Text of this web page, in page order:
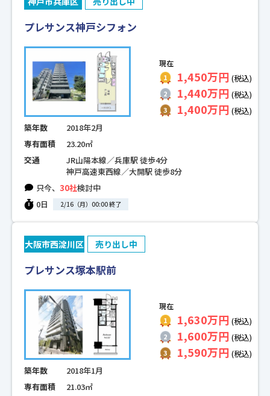
プレサンス神戸シフォン
現在
1,450万円 (税込)
1,440万円 (税込)
1,400万円 (税込)
築年数
2018年2月
専有面積
23.20㎡
交通
JR山陽本線／兵庫駅 徒歩4分
神戸高速東西線／大開駅 徒歩8分
只今、 30社検討中
0日
2/16（月）00:00 終了
大阪市西淀川区 売り出し中
プレサンス塚本駅前
現在
1,630万円 (税込)
1,600万円 (税込)
1,590万円 (税込)
築年数
2018年1月
専有面積
21.03㎡